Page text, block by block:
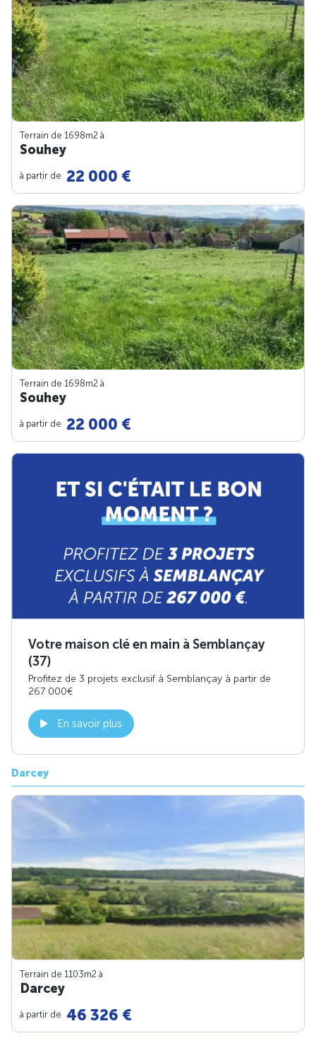
Terrain de 1698m2 à
Souhey
à partir de 22 000 €
Terrain de 1698m2 à
Souhey
à partir de 22 000 €
Votre maison clé en main à Semblançay
(37)
Profitez de 3 projets exclusif à Semblançay à partir de
267 000€
En savoir plus
Darcey
Terrain de 1103m2 à
Darcey
à partir de 46 326 €